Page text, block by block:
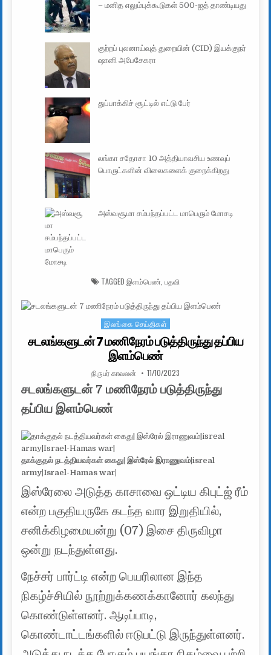
– மனித எலும்புக்கூடுகள் 500-ஐத் தாண்டியது
குற்றப் புலனாய்வுத் துறையின் (CID) இயக்குநர்
ஷானி அபேசேகரா
துப்பாக்கிச் சூட்டில் எட்டு பேர்
லங்கா சதோசா 10 அத்தியாவசிய உணவுப்
பொருட்களின் விலைகளைக் குறைக்கிறது
அஸ்வசூமா சம்பந்தப்பட்ட மாபெரும் மோசடி
TAGGED இளம்பெண் பதவி
Posted in
இலங்கை செய்திகள்
சடலங்களுடன் 7 மணிநேரம் படுத்திருந்து தப்பிய
இளம்பெண்
AUTHOR:
நிருபர் காவலன் PUBLISHED DATE:
11/10/2023
சடலங்களுடன் 7 மணிநேரம் படுத்திருந்து
தப்பிய இளம்பெண்
தாக்குதல் நடத்தியவர்கள் கைது| இஸ்ரேல் இராணுவம்|isreal
army|Israel-Hamas war|
இஸ்ரேலை அடுத்த காசாவை ஒட்டிய கிபுட்ஜ் ரீம்
என்ற பகுதியருகே கடந்த வார இறுதியில்,
சனிக்கிழமையன்று (07) இசை திருவிழா
ஒன்று நடந்துள்ளது.
நேச்சர் பார்ட்டி என்ற பெயரிலான இந்த
நிகழ்ச்சியில் நூற்றுக்கணக்கானோர் கலந்து
கொண்டுள்ளனர். ஆடிப்பாடி,
கொண்டாட்டங்களில் ஈடுபட்டு இருந்துள்ளனர்.